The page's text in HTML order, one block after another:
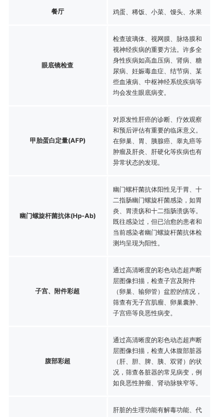
餐厅 鸡蛋、稀饭、小菜、馒头、水果
眼底镜检查
检查玻璃体、视网膜、脉络膜和
视神经疾病的重要方法。许多全
身性疾病如高血压病、肾病、糖
尿病、妊娠毒血症、结节病、某
些血液病、中枢神经系统疾病等
均会发生眼底病变。
甲胎蛋白定量(AFP)
对原发性肝癌的诊断、疗效观察
和预后评估有重要的临床意义。
在卵巢、胃、胰腺癌、睾丸癌等
肿瘤及肝炎、肝硬化等疾病也有
异常状态的发现。
幽门螺旋杆菌抗体(Hp-Ab)
幽门螺杆菌抗体阳性见于胃、十
二指肠幽门螺旋杆菌感染，如胃
炎、胃溃疡和十二指肠溃疡等。
既往感染过，但已治愈的患者和
当前感染者幽门螺旋杆菌抗体检
测均呈现为阳性。
子宫、附件彩超
通过高清晰度的彩色动态超声断
层图像扫描，检查子宫及附件
（卵巢、输卵管）盆腔的情况，
筛查有无子宫肌瘤、卵巢囊肿、
子宫癌等良恶性病变。
腹部彩超
通过高清晰度的彩色动态超声断
层图像扫描，检查人体腹部脏器
（肝、胆、脾、胰、双肾）的状
况，筛查各脏器的常见病变，例
如良恶性肿瘤、肾动脉狭窄等。
肝脏的生理功能有解毒功能、代